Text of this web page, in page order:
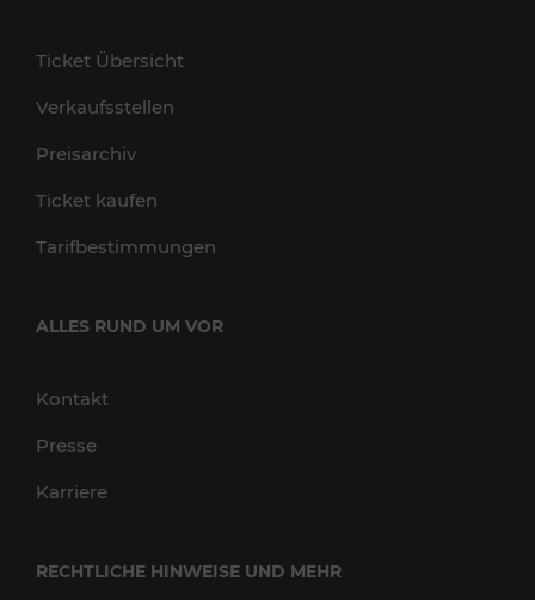
Ticket Übersicht
Verkaufsstellen
Preisarchiv
Ticket kaufen
Tarifbestimmungen
ALLES RUND UM VOR
Kontakt
Presse
Karriere
RECHTLICHE HINWEISE UND MEHR